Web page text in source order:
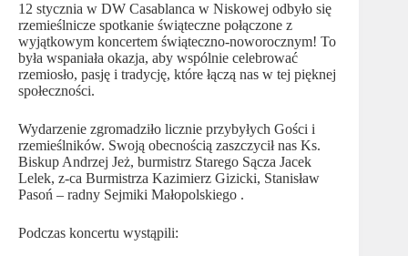
12 stycznia w DW Casablanca w Niskowej odbyło się
rzemieślnicze spotkanie świąteczne połączone z
wyjątkowym koncertem świąteczno-noworocznym! To
była wspaniała okazja, aby wspólnie celebrować
rzemiosło, pasję i tradycję, które łączą nas w tej pięknej
społeczności.
Wydarzenie zgromadziło licznie przybyłych Gości i
rzemieślników. Swoją obecnością zaszczycił nas Ks.
Biskup Andrzej Jeż, burmistrz Starego Sącza Jacek
Lelek, z-ca Burmistrza Kazimierz Gizicki, Stanisław
Pasoń – radny Sejmiki Małopolskiego .
Podczas koncertu wystąpili: